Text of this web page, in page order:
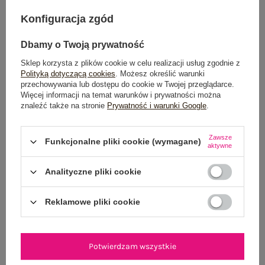
Do darmowej dostawy brakuje
a wyślemyjeszcze dzisiaj!
100 dni na zwrot
OPIS PRODUKTU
Konfiguracja zgód
Dbamy o Twoją prywatność
Sklep korzysta z plików cookie w celu realizacji usług zgodnie z
Polityką dotyczącą cookies. Możesz określić warunki
przechowywania lub dostępu do cookie w Twojej przeglądarce.
Więcej informacji na temat warunków i prywatności można
znaleźć także na stronie Prywatność i warunki Google.
Funkcjonalne pliki cookie (wymagane)
Zawsze
aktywne
Analityczne pliki cookie
Reklamowe pliki cookie
Potwierdzam wszystkie